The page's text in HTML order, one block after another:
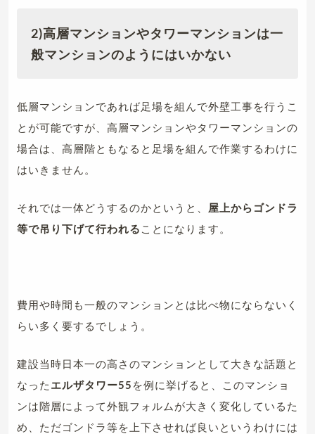
2)高層マンションやタワーマンションは一
般マンションのようにはいかない
低層マンションであれば足場を組んで外壁工事を行うこ
とが可能ですが、高層マンションやタワーマンションの
場合は、高層階ともなると足場を組んで作業するわけに
はいきません。
それでは一体どうするのかというと、 屋上からゴンドラ
等で吊り下げて行われる ことになります。
費用や時間も一般のマンションとは比べ物にならないく
らい多く要するでしょう。
建設当時日本一の高さのマンションとして大きな話題と
なった エルザタワー55 を例に挙げると、このマンショ
ンは階層によって外観フォルムが大きく変化しているた
め、ただゴンドラ等を上下させれば良いというわけには